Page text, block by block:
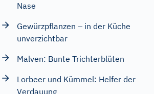
Nase
Gewürzpflanzen – in der Küche
unverzichtbar
Malven: Bunte Trichterblüten
Lorbeer und Kümmel: Helfer der
Verdauung